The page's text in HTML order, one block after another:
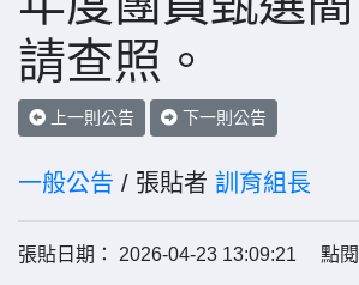
請查照。
上一則公告 下一則公告
一般公告 / 張貼者 訓育組長
張貼日期： 2026-04-23 13:09:21 點閱